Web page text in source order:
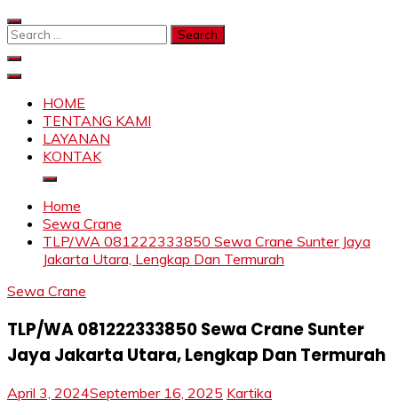
Skip
to
Search
SKYLIFTHOME
TENTANG KAMI
LAYANAN
KONTAK
Home
Sewa Crane
TLP/WA 081222333850 Sewa Crane Sunter Jaya
Jakarta Utara, Lengkap Dan Termurah
Sewa Crane
TLP/WA 081222333850 Sewa Crane Sunter
Jaya Jakarta Utara, Lengkap Dan Termurah
April 3, 2024September 16, 2025 Kartika